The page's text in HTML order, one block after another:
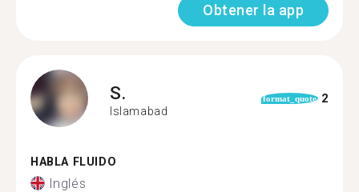
Obtener la app
S.
Islamabad
format_quote 2
HABLA FLUIDO
Inglés